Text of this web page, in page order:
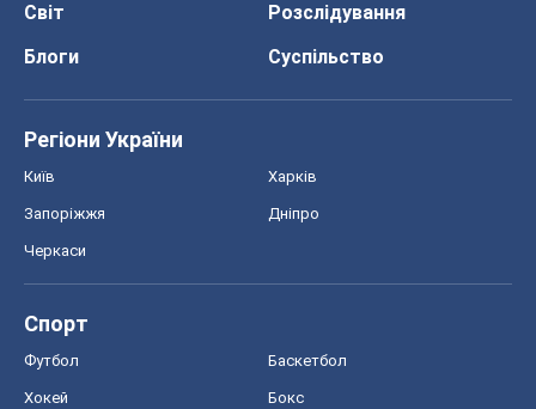
Світ
Розслідування
Блоги
Суспільство
Регіони України
Київ Харків
Запоріжжя Дніпро
Черкаси
Спорт
Футбол Баскетбол
Хокей Бокс